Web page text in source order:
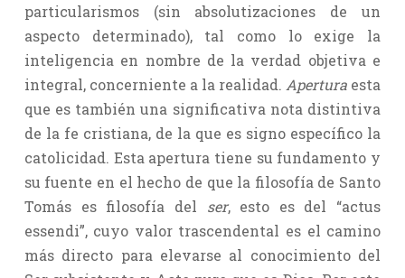
particularismos (sin absolutizaciones de un
aspecto determinado), tal como lo exige la
inteligencia en nombre de la verdad objetiva e
integral, concerniente a la realidad. Apertura esta
que es también una significativa nota distintiva
de la fe cristiana, de la que es signo específico la
catolicidad. Esta apertura tiene su fundamento y
su fuente en el hecho de que la filosofía de Santo
Tomás es filosofía del ser, esto es del “actus
essendi”, cuyo valor trascendental es el camino
más directo para elevarse al conocimiento del